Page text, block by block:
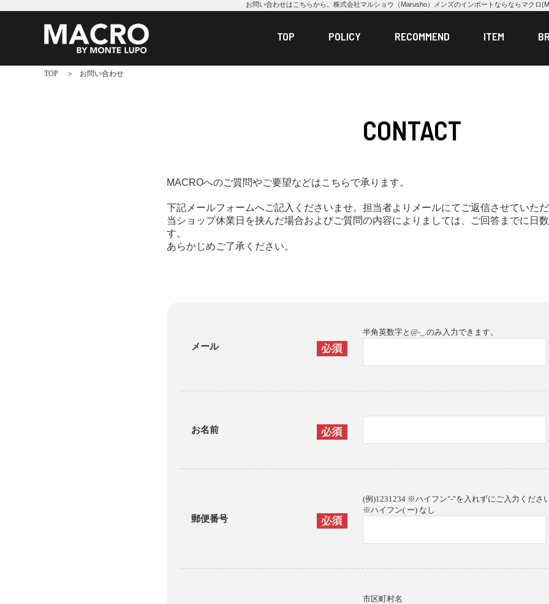
お問い合わせはこちらから。株式会社マルショウ（Marusho）メンズのインポートならならマクロ
TOP POLICY RECOMMEND ITEM
TOP お問い合わせ
CONTACT
MACROへのご質問やご要望などはこちらで承ります。
下記メールフォームへご記入くださいませ。担当者よりメールにてご返信させていただ
当ショップ休業日を挟んだ場合およびご質問の内容によりましては、ご回答までに日
す。
あらかじめご了承ください。
メール
半角英数字と@-_.のみ入力できます。
お名前
郵便番号
(例)1231234 ※ハイフン"-"を入れずにご入力くださ
※ハイフン( ー) なし
市区町村名